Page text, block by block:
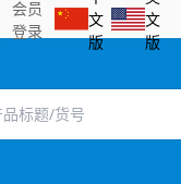
会员
登录
文
版
文
版